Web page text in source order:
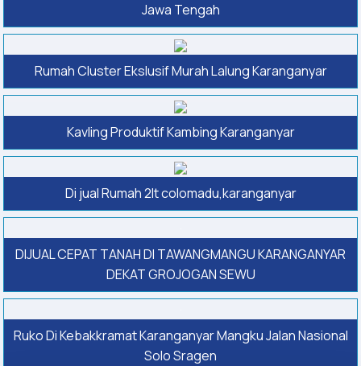
Jawa Tengah
Rumah Cluster Ekslusif Murah Lalung Karanganyar
Kavling Produktif Kambing Karanganyar
Di jual Rumah 2lt colomadu,karanganyar
DIJUAL CEPAT TANAH DI TAWANGMANGU KARANGANYAR
DEKAT GROJOGAN SEWU
Ruko Di Kebakkramat Karanganyar Mangku Jalan Nasional
Solo Sragen